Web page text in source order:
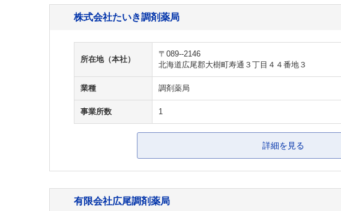
株式会社たいき調剤薬局
所在地（本社）
〒089--2146
北海道広尾郡大樹町寿通３丁目４４番地３
業種 調剤薬局
事業所数 1
詳細を見る
有限会社広尾調剤薬局